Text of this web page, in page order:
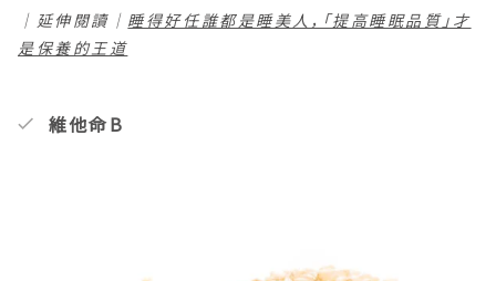
｜延伸閱讀｜ 睡得好任誰都是睡美人，「提高睡眠品質」才
是保養的王道
維他命B